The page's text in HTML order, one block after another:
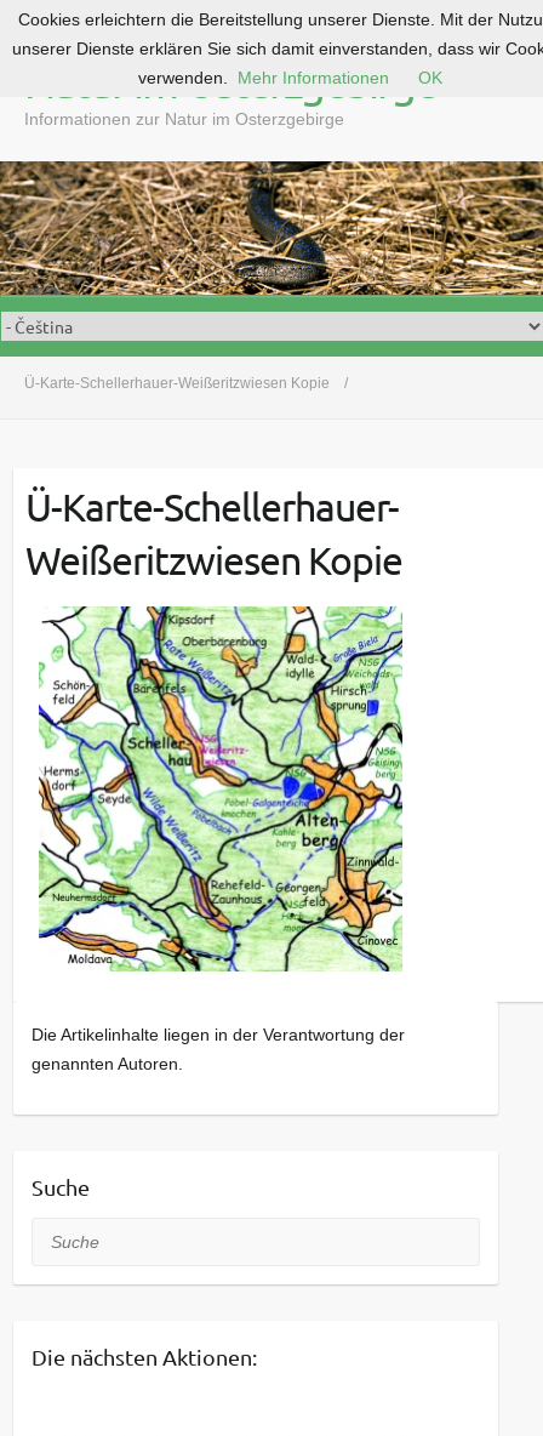
o
c
o
n
t
e
n
Natur im Osterzgebirge
Informationen zur Natur im Osterzgebirge
Ü-Karte-Schellerhauer-Weißeritzwiesen Kopie
Ü-Karte-Schellerhauer-
Weißeritzwiesen Kopie
Die Artikelinhalte liegen in der Verantwortung der
genannten Autoren.
Suche
Suche
Die nächsten Aktionen:
Cookies erleichtern die Bereitstellung unserer Dienste. Mit der
unserer Dienste erklären Sie sich damit einverstanden, dass wir
verwenden.
Mehr Informationen OK